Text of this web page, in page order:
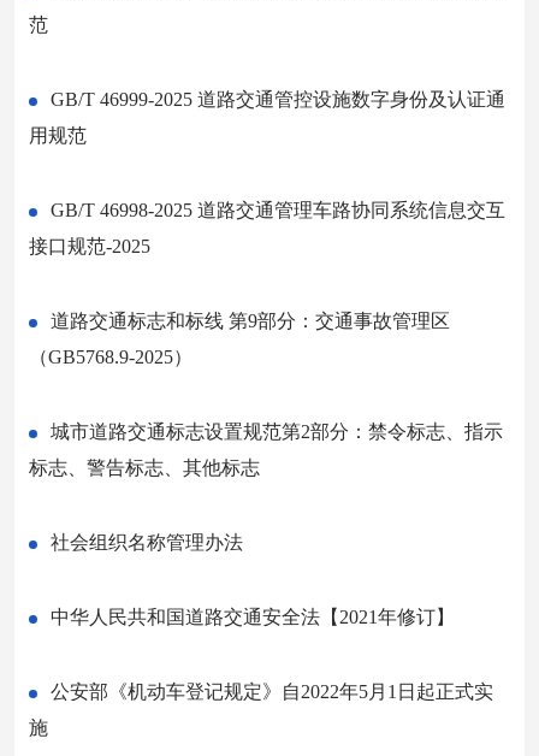
范
GB/T 46999-2025 道路交通管控设施数字身份及认证通
用规范
GB/T 46998-2025 道路交通管理车路协同系统信息交互
接口规范-2025
道路交通标志和标线 第9部分：交通事故管理区
（GB5768.9-2025）
城市道路交通标志设置规范第2部分：禁令标志、指示
标志、警告标志、其他标志
社会组织名称管理办法
中华人民共和国道路交通安全法【2021年修订】
公安部《机动车登记规定》自2022年5月1日起正式实
施